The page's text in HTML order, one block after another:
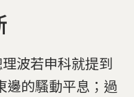
波若申科就提到
邊的騷動平息；過